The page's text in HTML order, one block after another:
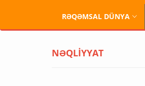
RƏQƏMSAL DÜNYA
NƏQLİYYAT